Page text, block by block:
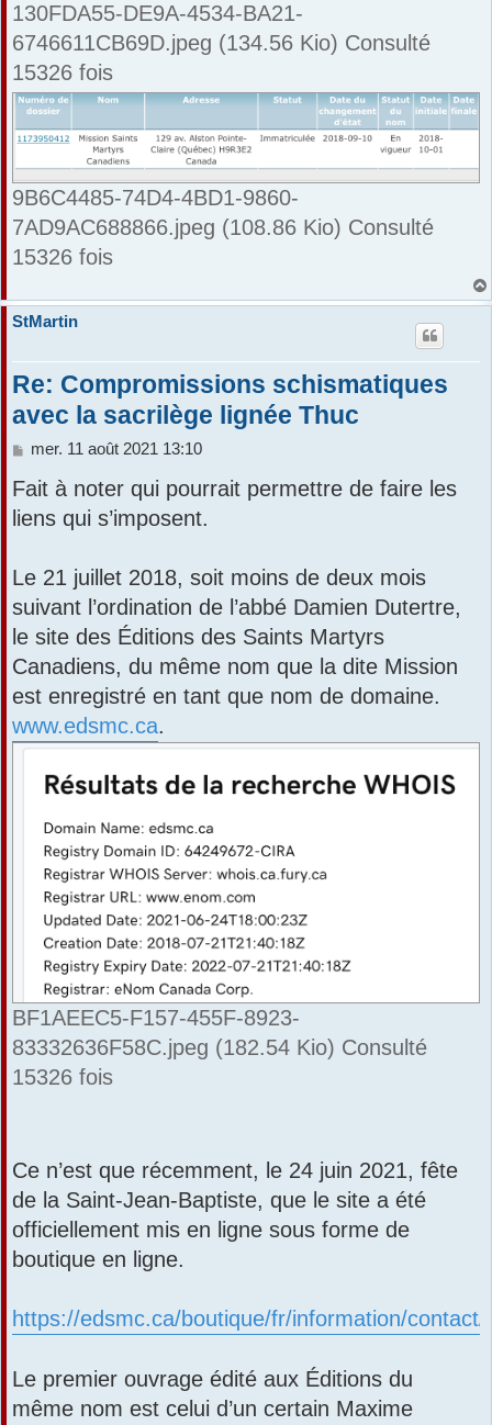
130FDA55-DE9A-4534-BA21-
6746611CB69D.jpeg (134.56 Kio) Consulté
15326 fois
9B6C4485-74D4-4BD1-9860-
7AD9AC688866.jpeg (108.86 Kio) Consulté
15326 fois
StMartin
Re: Compromissions schismatiques
avec la sacrilège lignée Thuc
M
s
a
mer. 11 août 2021 13:10
Fait à noter qui pourrait permettre de faire les
liens qui s’imposent.
Le 21 juillet 2018, soit moins de deux mois
suivant l’ordination de l’abbé Damien Dutertre,
le site des Éditions des Saints Martyrs
Canadiens, du même nom que la dite Mission
est enregistré en tant que nom de domaine.
www.edsmc.ca.
BF1AEEC5-F157-455F-8923-
83332636F58C.jpeg (182.54 Kio) Consulté
15326 fois
Ce n’est que récemment, le 24 juin 2021, fête
de la Saint-Jean-Baptiste, que le site a été
officiellement mis en ligne sous forme de
boutique en ligne.
https://edsmc.ca/boutique/fr/information/contact/
Le premier ouvrage édité aux Éditions du
même nom est celui d’un certain Maxime